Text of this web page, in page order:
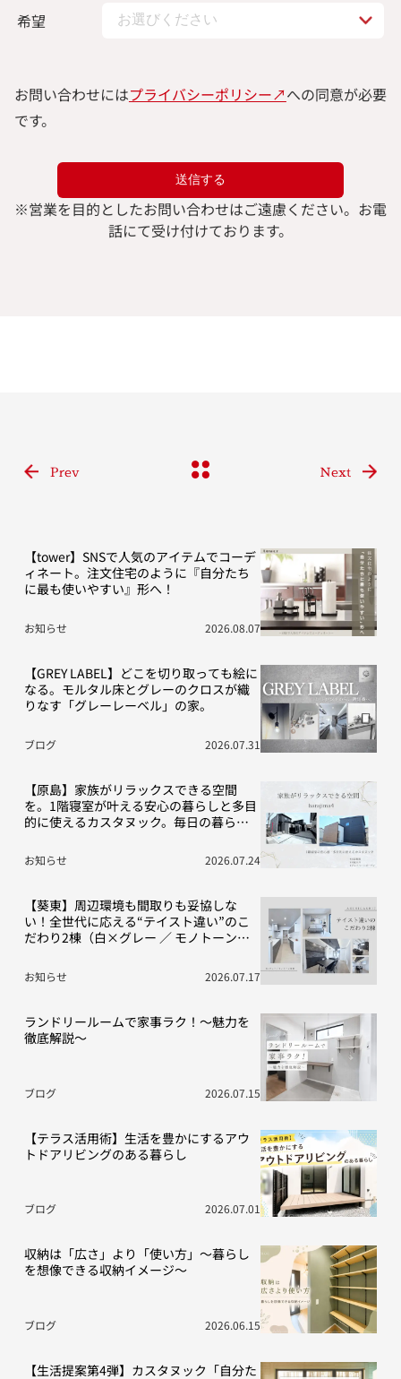
希望
お問い合わせにはプライバシーポリシー↗︎への同意が必要
です。
※営業を目的としたお問い合わせはご遠慮ください。 お電
話にて受け付けております。
Prev Next
【tower】SNSで人気のアイテムでコーデ
ィネート。注文住宅のように『自分たち
に最も使いやすい』形へ！
お知らせ 2026.08.07
【GREY LABEL】どこを切り取っても絵に
なる。モルタル床とグレーのクロスが織
りなす「グレーレーベル」の家。
ブログ 2026.07.31
【原島】家族がリラックスできる空間
を。1階寝室が叶える安心の暮らしと多目
的に使えるカスタヌック。毎日の暮らし
お知らせ 2026.07.24
【葵東】周辺環境も間取りも妥協しな
い！全世代に応える“テイスト違い”のこ
だわり2棟（白×グレー ／ モノトーン空
お知らせ 2026.07.17
ランドリールームで家事ラク！～魅力を
徹底解説～
ブログ 2026.07.15
【テラス活用術】生活を豊かにするアウ
トドアリビングのある暮らし
ブログ 2026.07.01
収納は「広さ」より「使い方」～暮らし
を想像できる収納イメージ～
ブログ 2026.06.15
【生活提案第4弾】カスタヌック「自分た